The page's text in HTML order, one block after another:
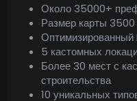
Около 35000+
Размер карты 3500
Оптимизированный
5 кастомных
Более 30 мест с
строительства
10 уникальных